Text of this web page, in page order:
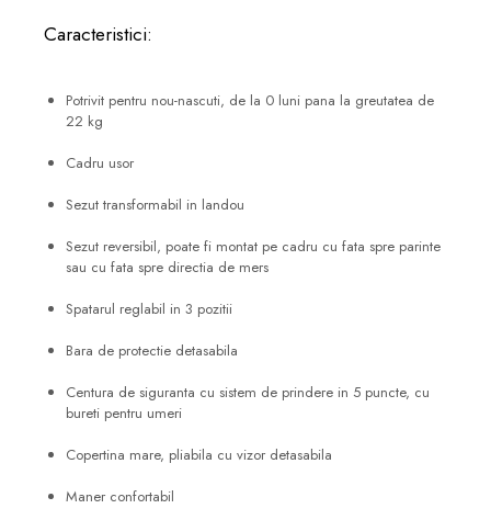
Caracteristici:
Potrivit pentru nou-nascuti, de la 0 luni pana la greutatea de
22 kg
Cadru usor
Sezut transformabil in landou
Sezut reversibil, poate fi montat pe cadru cu fata spre parinte
sau cu fata spre directia de mers
Spatarul reglabil in 3 pozitii
Bara de protectie detasabila
Centura de siguranta cu sistem de prindere in 5 puncte, cu
bureti pentru umeri
Copertina mare, pliabila cu vizor detasabila
Maner confortabil